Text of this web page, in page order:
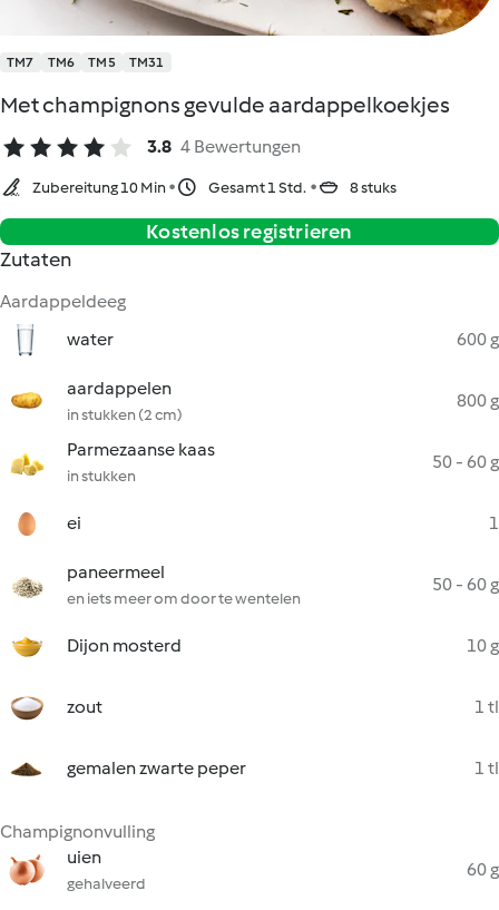
TM7 TM6 TM5 TM31
Met champignons gevulde aardappelkoekjes
3.8 4 Bewertungen
Zubereitung 10 Min Gesamt 1 Std. 8 stuks
Kostenlos registrieren
Zutaten
Aardappeldeeg
water
600 g
aardappelen
in stukken (2 cm)
800 g
Parmezaanse kaas
in stukken
50 - 60 g
ei 1
paneermeel
en iets meer om door te wentelen
50 - 60 g
Dijon mosterd 10 g
zout 1 tl
gemalen zwarte peper 1 tl
Champignonvulling
uien
gehalveerd
60 g